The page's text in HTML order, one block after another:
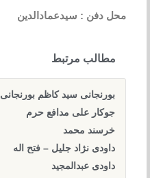
محل دفن : سیدعمادالدین
مطالب مرتبط
بورنجانی سید کاظم بورنجانی
جوکار علی مدافع حرم
خرسند محمد
داودی نژاد جلیل – فتح اله
داودی عبدالمجید